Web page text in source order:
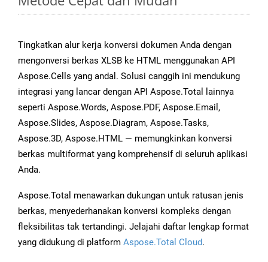
Tingkatkan alur kerja konversi dokumen Anda dengan
mengonversi berkas XLSB ke HTML menggunakan API
Aspose.Cells yang andal. Solusi canggih ini mendukung
integrasi yang lancar dengan API Aspose.Total lainnya
seperti Aspose.Words, Aspose.PDF, Aspose.Email,
Aspose.Slides, Aspose.Diagram, Aspose.Tasks,
Aspose.3D, Aspose.HTML — memungkinkan konversi
berkas multiformat yang komprehensif di seluruh aplikasi
Anda.
Aspose.Total menawarkan dukungan untuk ratusan jenis
berkas, menyederhanakan konversi kompleks dengan
fleksibilitas tak tertandingi. Jelajahi daftar lengkap format
yang didukung di platform Aspose.Total Cloud.